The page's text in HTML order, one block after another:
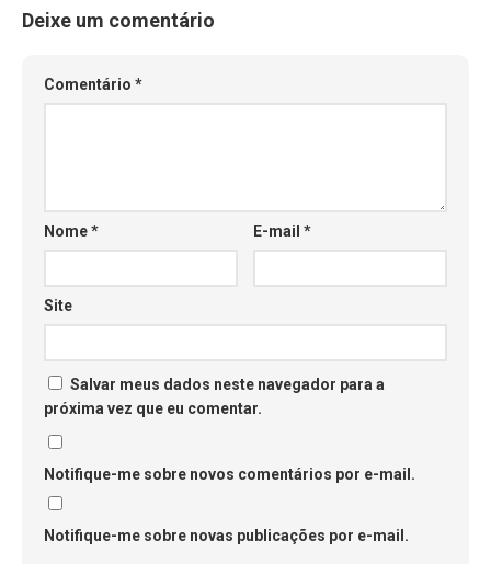
Deixe um comentário
Comentário *
Nome* E-mail*
Site
Salvar meus dados neste navegador para a
próxima vez que eu comentar.
Notifique-me sobre novos comentários por e-mail.
Notifique-me sobre novas publicações por e-mail.